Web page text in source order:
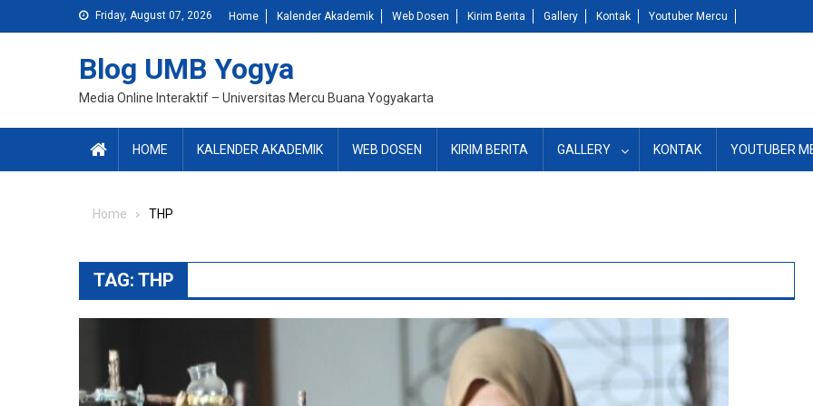
to
Friday, August 07, 2026 Home Kalender Akademik Web Dosen Kirim Berita Gallery Kontak Youtuber Mercu
Blog UMB Yogya
Media Online Interaktif – Universitas Mercu Buana Yogyakarta
HOME KALENDER AKADEMIK WEB DOSEN KIRIM BERITA GALLERY KONTAK YOUTUBER
Home THP
TAG: THP